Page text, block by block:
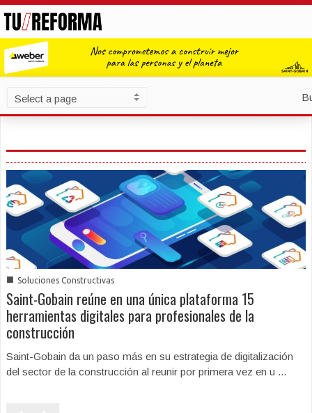
■ Soluciones Constructivas
Saint-Gobain reúne en una única plataforma 15
herramientas digitales para profesionales de la
construcción
Saint-Gobain da un paso más en su estrategia de digitalización
del sector de la construcción al reunir por primera vez en u ...